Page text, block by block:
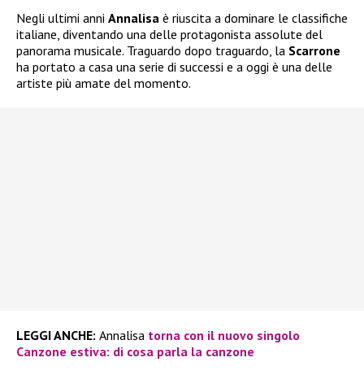
Negli ultimi anni Annalisa è riuscita a dominare le classifiche
italiane, diventando una delle protagonista assolute del
panorama musicale. Traguardo dopo traguardo, la Scarrone
ha portato a casa una serie di successi e a oggi è una delle
artiste più amate del momento.
LEGGI ANCHE: Annalisa torna con il nuovo singolo
Canzone estiva: di cosa parla la canzone